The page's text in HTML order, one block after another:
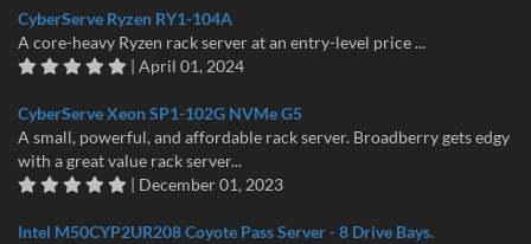
CyberServe Ryzen RY1-104A
A core-heavy Ryzen rack server at an entry-level price ...
| April 01, 2024
CyberServe Xeon SP1-102G NVMe G5
A small, powerful, and affordable rack server. Broadberry gets edgy
with a great value rack server...
| December 01, 2023
Intel M50CYP2UR208 Coyote Pass Server - 8 Drive Bays.